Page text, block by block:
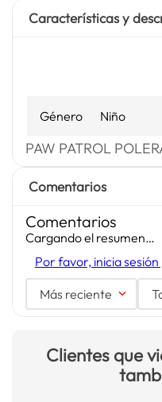
Características y
Género Niño
PAW PATROL
Comentarios
Comentarios
Cargando el resumen…
Por favor, inicia
Más reciente
Clientes que